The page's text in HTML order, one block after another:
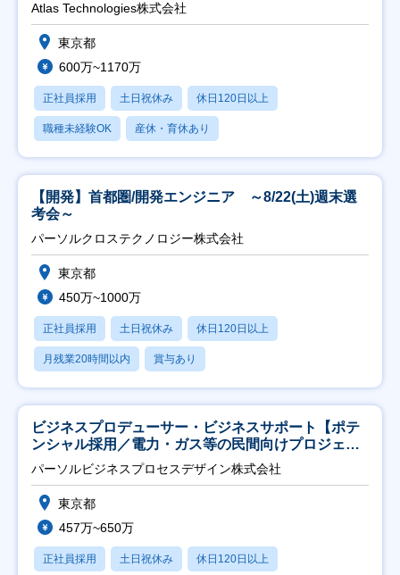
Atlas Technologies株式会社
東京都
600万~1170万
正社員採用 土日祝休み 休日120日以上
職種未経験OK 産休・育休あり
【開発】首都圏/開発エンジニア ～8/22(土)週末選
考会～
パーソルクロステクノロジー株式会社
東京都
450万~1000万
正社員採用 土日祝休み 休日120日以上
月残業20時間以内 賞与あり
ビジネスプロデューサー・ビジネスサポート【ポテ
ンシャル採用／電力・ガス等の民間向けプロジェク
ト推進】
パーソルビジネスプロセスデザイン株式会社
東京都
457万~650万
正社員採用 土日祝休み 休日120日以上